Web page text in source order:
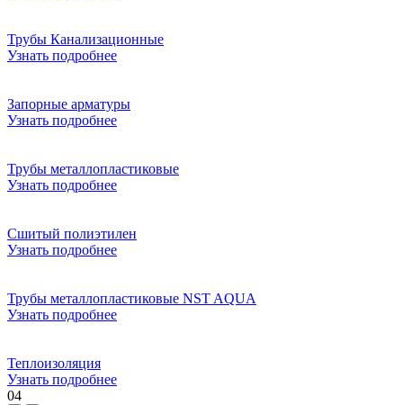
Трубы Канализационные
Узнать подробнее
Запорные арматуры
Узнать подробнее
Трубы металлопластиковые
Узнать подробнее
Сшитый полиэтилен
Узнать подробнее
Трубы металлопластиковые NST AQUA
Узнать подробнее
Теплоизоляция
Узнать подробнее
04